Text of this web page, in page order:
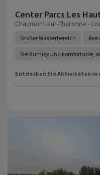
Center Parcs Les
Chaumont-sur-Tharonne -
Großer Wasserbereich
Geräumige und komfortable,
Entdecken Sie Aktivitäten in